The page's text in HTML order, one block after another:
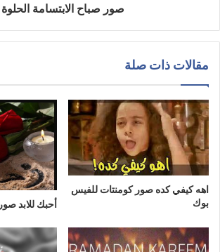
صور صباح الابتسامة الحلوة
مقالات ذات صلة
اهه كيفي كده صور كومنتات للفيس
بوك
أحبك للابد صور